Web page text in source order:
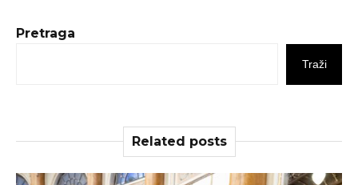
Pretraga
Traži
Related posts